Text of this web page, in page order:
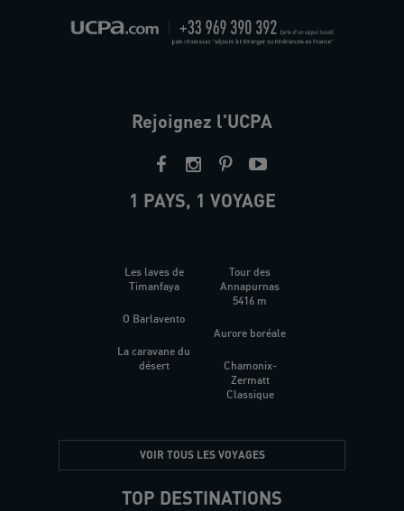
Rejoignez l'UCPA
1 PAYS, 1 VOYAGE
Les laves de
Timanfaya
O Barlavento
La caravane du
désert
Tour des
Annapurnas
5416 m
Aurore boréale
Chamonix-
Zermatt
Classique
VOIR TOUS LES VOYAGES
TOP DESTINATIONS